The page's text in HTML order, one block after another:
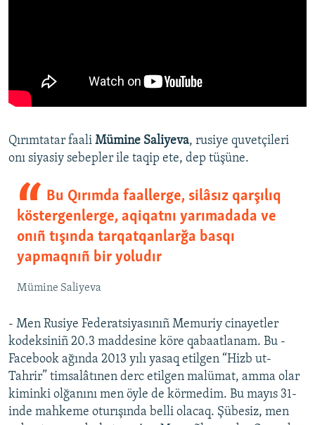
Qırımtatar faali Mümine Saliyeva, rusiye quvetçileri
onı siyasiy sebepler ile taqip ete, dep tüşüne.
Bu Qırımda faallerge, silâsız qarşılıq
köstergenlerge, aqiqatnı yarımadada ve
onıñ tışında tarqatqanlarğa basqı
yapmaqnıñ bir yoludır
Mümine Saliyeva
- Men Rusiye Federatsiyasınıñ Memuriy cinayetler
kodeksiniñ 20.3 maddesine köre qabaatlanam. Bu -
Facebook ağında 2013 yılı yasaq etilgen “Hizb ut-
Tahrir” timsalâtınen derc etilgen malümat, amma olar
kiminki olğanını men öyle de körmedim. Bu mayıs 31-
inde mahkeme oturışında belli olacaq. Şübesiz, men